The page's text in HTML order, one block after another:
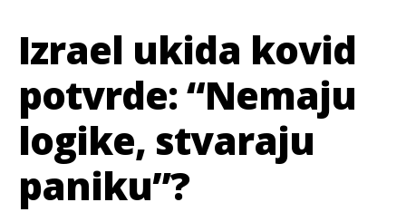
Izrael ukida kovid
potvrde: “Nemaju
logike, stvaraju
paniku”?